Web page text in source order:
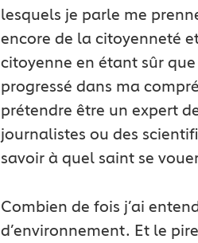
lesquels je parle me
encore de la citoyenneté
citoyenne en étant sûr
progressé dans ma
prétendre être un expert
journalistes ou des
savoir à quel saint se
Combien de fois j’ai
d’environnement. Et le